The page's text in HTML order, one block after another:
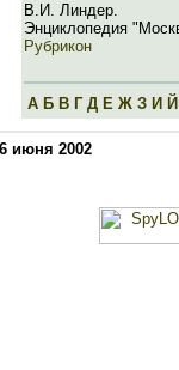
В.И. Линдер.
Энциклопедия
Рубрикон
А Б В Г Д Е Ж З И Й
июня 2002